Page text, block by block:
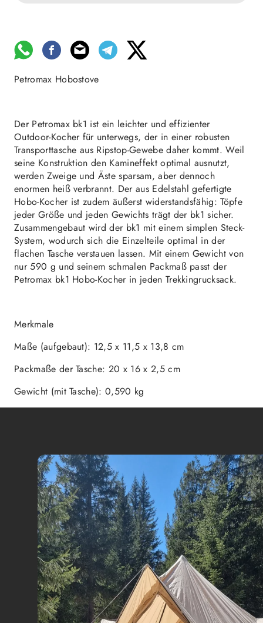
Petromax Hobostove
Der Petromax bk1 ist ein leichter und effizienter
Outdoor-Kocher für unterwegs, der in einer robusten
Transporttasche aus Ripstop-Gewebe daher kommt. Weil
seine Konstruktion den Kamineffekt optimal ausnutzt,
werden Zweige und Äste sparsam, aber dennoch
enormen heiß verbrannt. Der aus Edelstahl gefertigte
Hobo-Kocher ist zudem äußerst widerstandsfähig: Töpfe
jeder Größe und jeden Gewichts trägt der bk1 sicher.
Zusammengebaut wird der bk1 mit einem simplen Steck-
System, wodurch sich die Einzelteile optimal in der
flachen Tasche verstauen lassen. Mit einem Gewicht von
nur 590 g und seinem schmalen Packmaß passt der
Petromax bk1 Hobo-Kocher in jeden Trekkingrucksack.
Merkmale
Maße (aufgebaut): 12,5 x 11,5 x 13,8 cm
Packmaße der Tasche: 20 x 16 x 2,5 cm
Gewicht (mit Tasche): 0,590 kg